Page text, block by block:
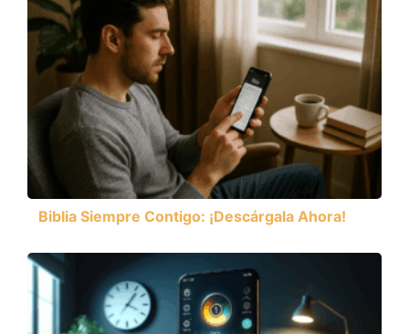
Biblia Siempre Contigo: ¡Descárgala Ahora!